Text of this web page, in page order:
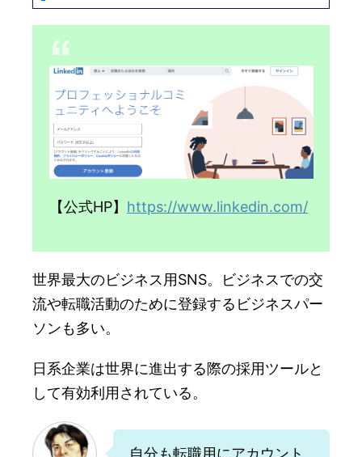
【公式HP】 https://www.linkedin.com/
世界最大のビジネス用SNS。ビジネスでの交
流や転職活動のために登録するビジネスパー
ソンも多い。
日系企業は世界に進出する際の採用ツールと
して有効利用されている。
自分も転職用にアカウント